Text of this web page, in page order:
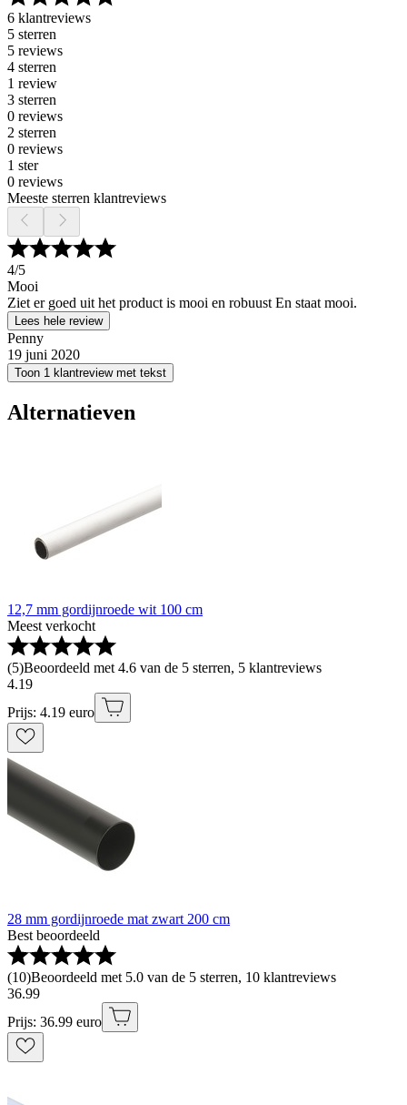
6 klantreviews
5 sterren
5 reviews
4 sterren
1 review
3 sterren
0 reviews
2 sterren
0 reviews
1 ster
0 reviews
Meeste sterren klantreviews
4/5
Mooi
Ziet er goed uit het product is mooi en robuust En staat mooi.
Lees hele review
Penny
19 juni 2020
Toon 1 klantreview met tekst
Alternatieven
12,7 mm gordijnroede wit 100 cm
Meest verkocht
(5)Beoordeeld met 4.6 van de 5 sterren, 5 klantreviews
4.19
Prijs: 4.19 euro
28 mm gordijnroede mat zwart 200 cm
Best beoordeeld
(10)Beoordeeld met 5.0 van de 5 sterren, 10 klantreviews
36.99
Prijs: 36.99 euro